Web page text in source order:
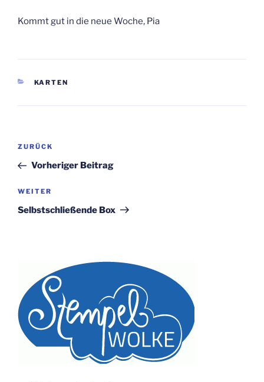
Kommt gut in die neue Woche, Pia
KATEGORIEN
KARTEN
Beitragsnavigation
Vorheriger
Beitrag
ZURÜCK
Vorheriger Beitrag
Nächster
Beitrag
WEITER
Selbstschließende Box